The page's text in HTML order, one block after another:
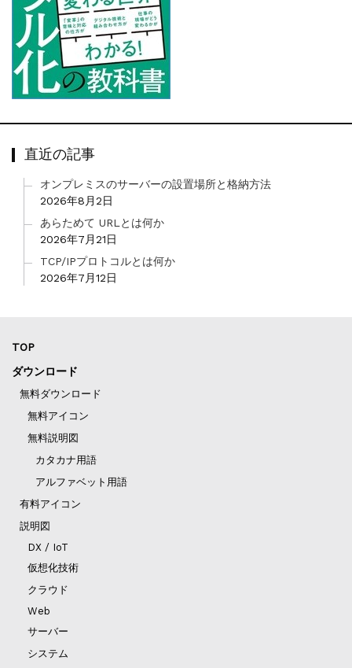
直近の記事
オンプレミスのサーバーの設置場所と格納方法
2026年8月2日
あらためて URLとは何か
2026年7月21日
TCP/IPプロトコルとは何か
2026年7月12日
TOP
ダウンロード
無料ダウンロード
無料アイコン
無料説明図
カタカナ用語
アルファベット用語
有料アイコン
説明図
DX / IoT
仮想化技術
クラウド
Web
サーバー
システム